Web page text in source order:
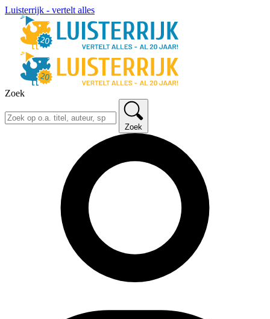
Luisterrijk - vertelt alles
Zoek
Zoek